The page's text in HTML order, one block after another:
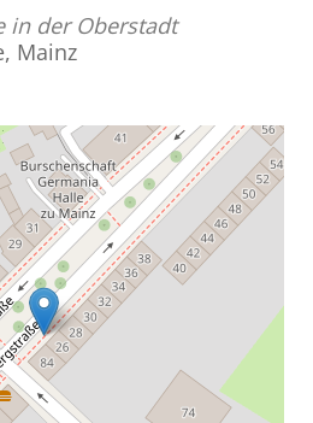
in der Oberstadt
Mainz